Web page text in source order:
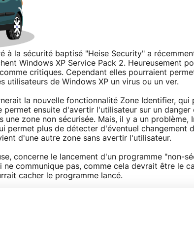
à la sécurité baptisé "Heise Security" a
Windows XP Service Pack 2. Heureusement
critiques. Cependant elles pourraient
utilisateurs de Windows XP un virus ou un ver.
la nouvelle fonctionnalité Zone Identifier, qui
permet ensuite d'avertir l'utilisateur sur un
une zone non sécurisée. Mais, il y a un problème,
permet plus de détecter d'éventuel changement
d'une autre zone sans avertir l'utilisateur.
concerne le lancement d'un programme "non-
ne communique pas, comme cela devrait être le
cacher le programme lancé.